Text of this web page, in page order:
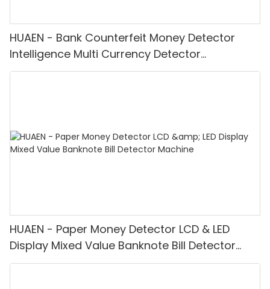
HUAEN - Bank Counterfeit Money Detector
Intelligence Multi Currency Detector
Equipment LCD Display
HUAEN - Paper Money Detector LCD & LED
Display Mixed Value Banknote Bill Detector
Machine